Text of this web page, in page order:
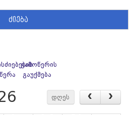
ძიება
გამოწერის
გაუქმება
დღეს